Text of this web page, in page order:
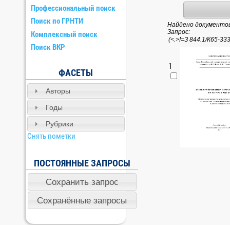
Профессиональный поиск
Поиск по ГРНТИ
Комплексный поиск
Поиск ВКР
ФАСЕТЫ
Авторы
Годы
Рубрики
Снять пометки
ПОСТОЯННЫЕ ЗАПРОСЫ
Найдено
Запрос:
1